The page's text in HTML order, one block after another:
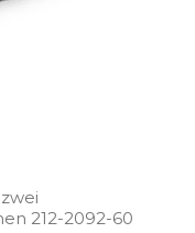
212­-2092­-60